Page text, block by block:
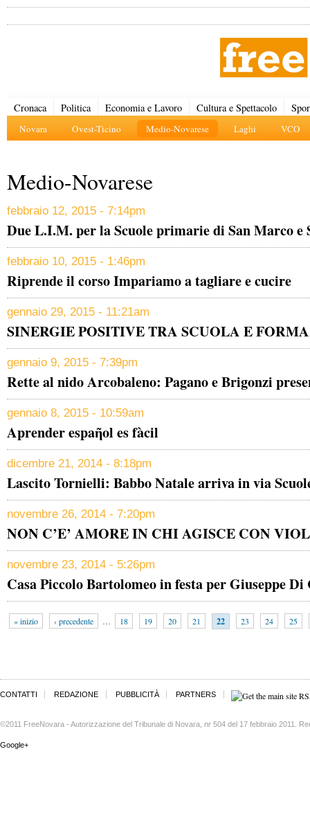
Cronaca Politica Economia e Lavoro Cultura e Spettacolo
Novara Ovest-Ticino Medio-Novarese Laghi VCO
Medio-Novarese
febbraio 12, 2015 - 7:14pm
Due L.I.M. per la Scuole primarie di San Marco e
febbraio 10, 2015 - 1:46pm
Riprende il corso Impariamo a tagliare e cucire
gennaio 29, 2015 - 11:21am
SINERGIE POSITIVE TRA SCUOLA E
gennaio 9, 2015 - 7:39pm
Rette al nido Arcobaleno: Pagano e Brigonzi
gennaio 8, 2015 - 10:59am
Aprender espaῆol es fàcil
dicembre 21, 2014 - 8:18pm
Lascito Tornielli: Babbo Natale arriva in via
novembre 26, 2014 - 7:20pm
NON C’E’ AMORE IN CHI AGISCE CON
novembre 23, 2014 - 5:26pm
Casa Piccolo Bartolomeo in festa per Giuseppe Di
« inizio ‹ precedente … 18 19 20 21 22 23 24 25
CONTATTI REDAZIONE PUBBLICITÀ PARTNERS
©2011 FreeNovara - Autorizzazione del Tribunale di Novara, nr 504 del 17 febbraio 2011.
Google+